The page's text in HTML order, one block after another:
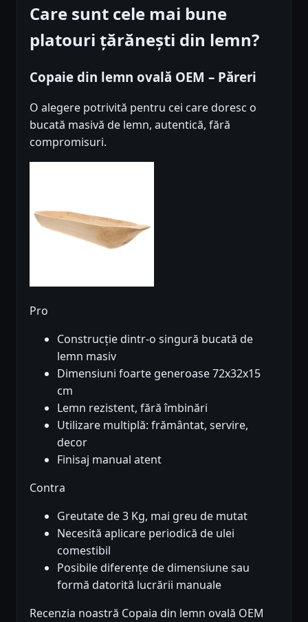
Care sunt cele mai bune
platouri țărănești din lemn?
Copaie din lemn ovală OEM – Păreri
O alegere potrivită pentru cei care doresc o
bucată masivă de lemn, autentică, fără
compromisuri.
Pro
Construcție dintr-o singură bucată de
lemn masiv
Dimensiuni foarte generoase 72x32x15
cm
Lemn rezistent, fără îmbinări
Utilizare multiplă: frământat, servire,
decor
Finisaj manual atent
Contra
Greutate de 3 Kg, mai greu de mutat
Necesită aplicare periodică de ulei
comestibil
Posibile diferențe de dimensiune sau
formă datorită lucrării manuale
Recenzia noastră Copaia din lemn ovală OEM